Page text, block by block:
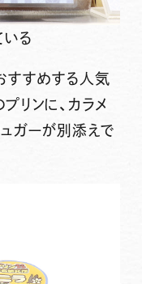
いる
すすめする人気
リンに、カラメ
ュガーが別添えで